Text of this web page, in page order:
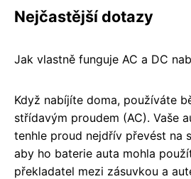
Nejčastější dotazy
Jak vlastně funguje AC a DC
Když nabíjíte doma, používáte
střídavým proudem (AC). Vaše
tenhle proud nejdřív převést na
aby ho baterie auta mohla
překladatel mezi zásuvkou a